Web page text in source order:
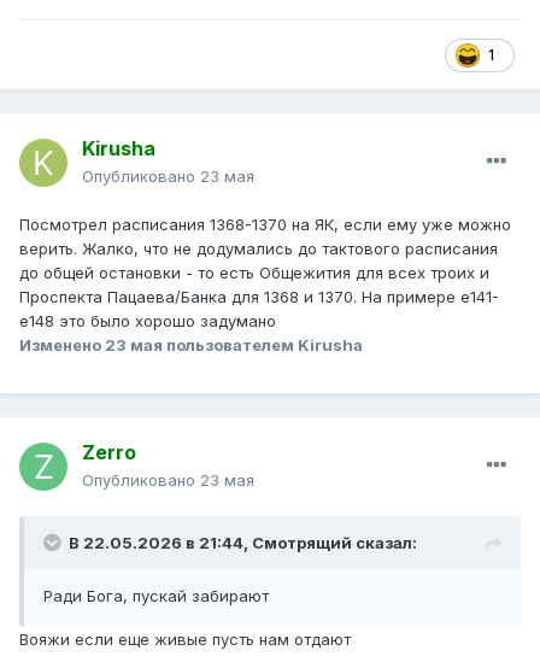
1
Kirusha
Опубликовано 23 мая
Посмотрел расписания 1368-1370 на ЯК, если ему уже можно
верить. Жалко, что не додумались до тактового расписания
до общей остановки - то есть Общежития для всех троих и
Проспекта Пацаева/Банка для 1368 и 1370. На примере е141-
е148 это было хорошо задумано
Изменено 23 мая пользователем Kirusha
Zerro
Опубликовано 23 мая
В 22.05.2026 в 21:44, Смотрящий сказал:
Ради Бога, пускай забирают
Вояжи если еще живые пусть нам отдают